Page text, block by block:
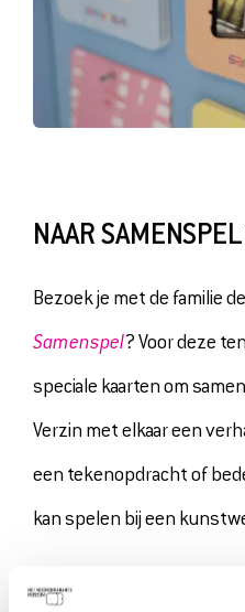
NAAR
Bezoek je met de familie
Samenspel? Voor deze
speciale kaarten om
Verzin met elkaar een
een tekenopdracht of
kan spelen bij een